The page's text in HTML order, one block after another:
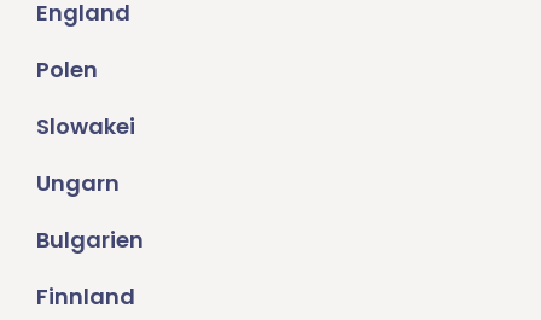
England
Polen
Slowakei
Ungarn
Bulgarien
Finnland